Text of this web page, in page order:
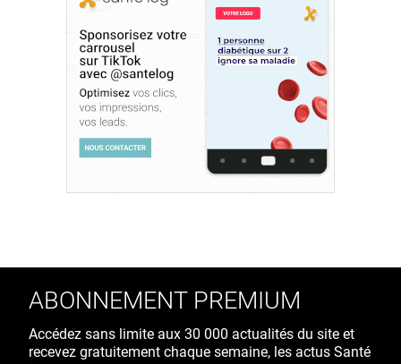
ABONNEMENT PREMIUM
Accédez sans limite aux 30 000 actualités du site et
recevez gratuitement chaque semaine, les actus Santé